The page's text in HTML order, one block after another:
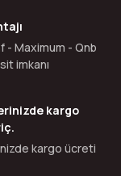
- Maximum - Qnb
imkanı
kargo
kargo ücreti